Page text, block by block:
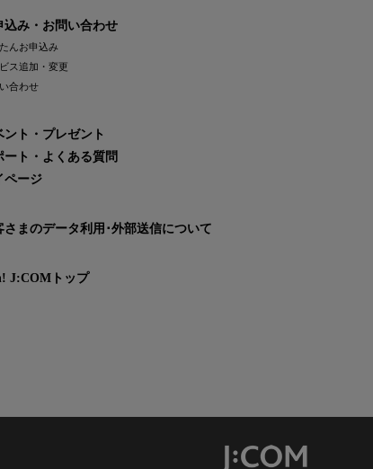
込み・お問い合わせ
んお申込み
ス追加・変更
合わせ
ント・プレゼント
ート・よくある質問
ページ
さまのデータ利用･外部送信について
J:COMトップ